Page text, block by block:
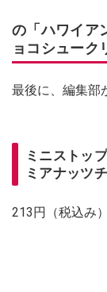
の「ハワイア
ョコシューク
最後に、編集部
ミニストッ
ミアナッツ
213円（税込み